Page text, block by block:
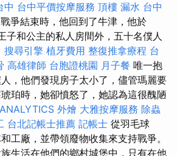
中 台中平價按摩服務 頂樓 漏水 台中
戰爭結束時，他回到了牛津，他於
子和公主的私人房間外，五十名僕人
搜尋引擎 植牙費用 整復推拿療程 台
高雄律師 台胞證桃園 月子餐 唯一抱
，他們發現房子太小了，儘管瑪麗要
珀時，她卻憤怒了，她認為這很醜陋
外燴 大雅按摩服務 除蟲
台北記帳士推薦 記帳士 從羽毛球
工廠，並帶領廢物收集來支持戰爭。
生活在他們的鄉村城堡中，只有在他